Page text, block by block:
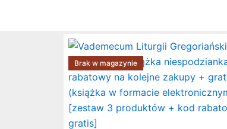
Brak w magazynie